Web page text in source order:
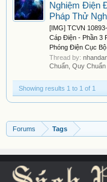
Nghiệm Điện
Pháp Thử
[IMG] TCVN
Cáp Điện - Phần 3
Phóng Điện Cục Bộ
Thread by:
Chuẩn, Quy Chuẩn
Showing results 1 to 1 of 1
Forums Tags